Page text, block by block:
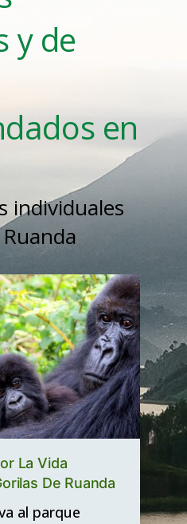
y de
en
individuales
La Vida
De Ruanda
al parque